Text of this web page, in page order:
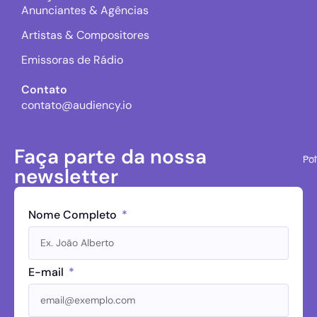
Anunciantes & Agências
Artistas & Compositores
Emissoras de Rádio
Contato
contato@audiency.io
Faça parte da nossa
newsletter
Nome Completo
E-mail